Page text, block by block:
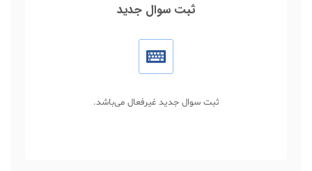
ثبت سوال جدید
ثبت سوال جدید غیرفعال می‌باشد.